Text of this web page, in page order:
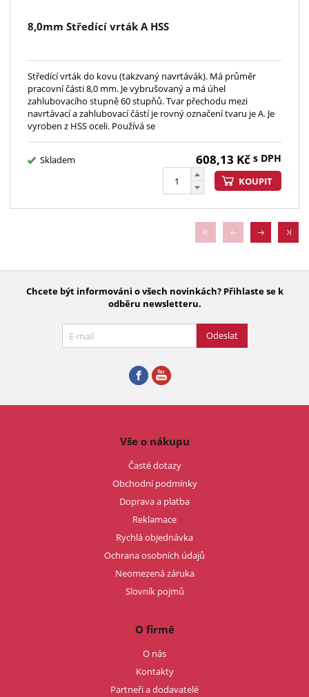
8,0mm Středící vrták A HSS
Středící vrták do kovu (takzvaný navrtávák). Má průměr
pracovní části 8,0 mm. Je vybrušovaný a má úhel
zahlubovacího stupně 60 stupňů. Tvar přechodu mezi
navrtávací a zahlubovací částí je rovný označení tvaru je A. Je
vyroben z HSS oceli. Používá se
Skladem 608,13 Kč s DPH
KOUPIT
Chcete být informováni o všech novinkách? Přihlaste se k
odběru newsletteru.
Odeslat
Vše o nákupu
Časté dotazy
Obchodní podmínky
Doprava a platba
Reklamace
Rychlá objednávka
Ochrana osobních údajů
Neomezená záruka
Slovník pojmů
O firmě
O nás
Kontakty
Partneři a dodavatelé